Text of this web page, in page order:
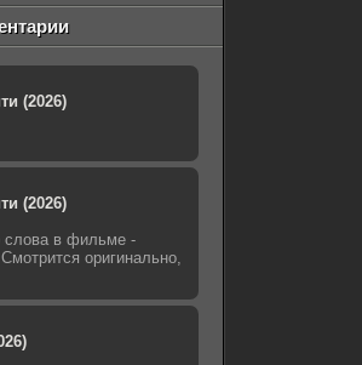
(2026)
(2026)
слова в фильме -
оригинально,